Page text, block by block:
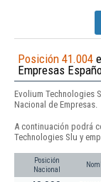
Posición 41.004
Empresas
Evolium Technologies
Nacional de Empresas.
A continuación podrá
Technologies Slu y
Posición
Nacional